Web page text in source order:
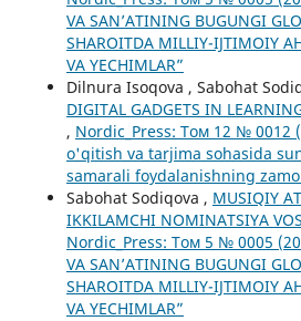
VA SAN’ATINING BUGUNGI
SHAROITDA MILLIY-IJTIMOIY
VA YECHIMLAR”
Dilnura Isoqova , Sabohat
DIGITAL GADGETS IN
, Nordic_Press: Том 12 № 0012
o'qitish va tarjima sohasida
samarali foydalanishning
Sabohat Sodiqova , MUSIQIY
IKKILAMCHI NOMINATSIYA
Nordic_Press: Том 5 № 0005
VA SAN’ATINING BUGUNGI
SHAROITDA MILLIY-IJTIMOIY
VA YECHIMLAR”